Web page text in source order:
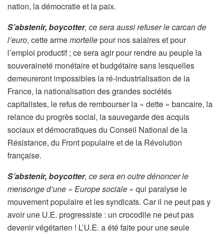
nation, la démocratie et la paix.
S’abstenir, boycotter, ce sera aussi refuser le carcan de
l’euro, cette armemortellepour nos salaires et pour
l’emploi productif ; ce sera agir pour rendre au peuple la
souveraineté monétaire et budgétaire sans lesquelles
demeureront impossibles la ré-industrialisation de la
France, la nationalisation des grandes sociétés
capitalistes, le refus de rembourser la « dette » bancaire, la
relance du progrès social, la sauvegarde des acquis
sociaux et démocratiques du Conseil National de la
Résistance, du Front populaire et de la Révolution
française.
S’abstenir, boycotter, ce sera en outre dénoncer le
mensonge d’une « Europe sociale » qui paralyse le
mouvement populaire et les syndicats. Car il ne peut pas y
avoir une U.E. progressiste : un crocodile ne peut pas
devenir végétarien ! L’U.E. a été faite pour une seule